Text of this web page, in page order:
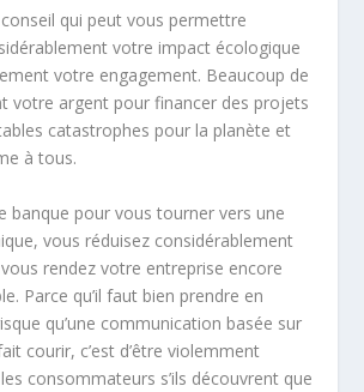
qui peut vous permettre
votre impact écologique
votre engagement. Beaucoup de
votre argent pour financer des projets
catastrophes pour la planète et
à tous.
banque pour vous tourner vers une
vous réduisez considérablement
rendez votre entreprise encore
Parce qu’il faut bien prendre en
qu’une communication basée sur
courir, c’est d’être violemment
consommateurs s’ils découvrent que